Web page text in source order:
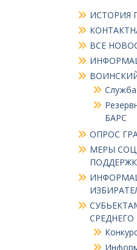
ИСТОРИЯ
ВСЕ
Служба
БАРС
ОПРОС
МЕРЫ
СРЕДНЕГО